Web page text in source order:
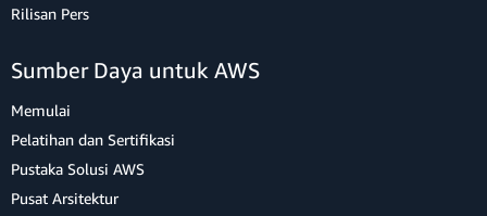
Rilisan Pers
Sumber Daya untuk AWS
Memulai
Pelatihan dan Sertifikasi
Pustaka Solusi AWS
Pusat Arsitektur